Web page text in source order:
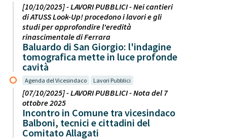
[10/10/2025] - LAVORI PUBBLICI - Nei cantieri
di ATUSS Look-Up! procedono i lavori e gli
studi per approfondire l'eredità
rinascimentale di Ferrara
Baluardo di San Giorgio: l'indagine
tomografica mette in luce profonde
cavità
Agenda del Vicesindaco Lavori Pubblici
[07/10/2025] - LAVORI PUBBLICI - Nota del 7
ottobre 2025
Incontro in Comune tra vicesindaco
Balboni, tecnici e cittadini del
Comitato Allagati